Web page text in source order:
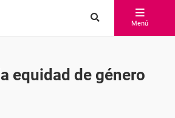
Menú
equidad de género